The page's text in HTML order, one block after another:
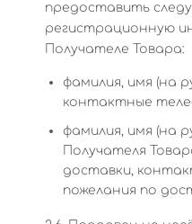
предоставить
регистрационную
Получателе Товара:
фамилия, имя (на
контактные
фамилия, имя (на
Получателя
доставки,
пожелания по